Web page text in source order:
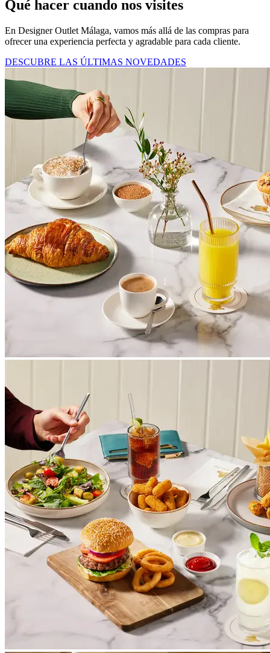
Qué hacer cuando nos visites
En Designer Outlet Málaga, vamos más allá de las compras para
ofrecer una experiencia perfecta y agradable para cada cliente.
DESCUBRE LAS ÚLTIMAS NOVEDADES